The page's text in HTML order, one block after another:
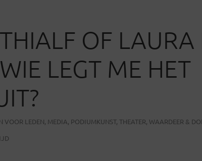
OF LAURA
LEGT ME HET
VOOR LEDEN, MEDIA, PODIUMKUNST, THEATER, WAARDEER &